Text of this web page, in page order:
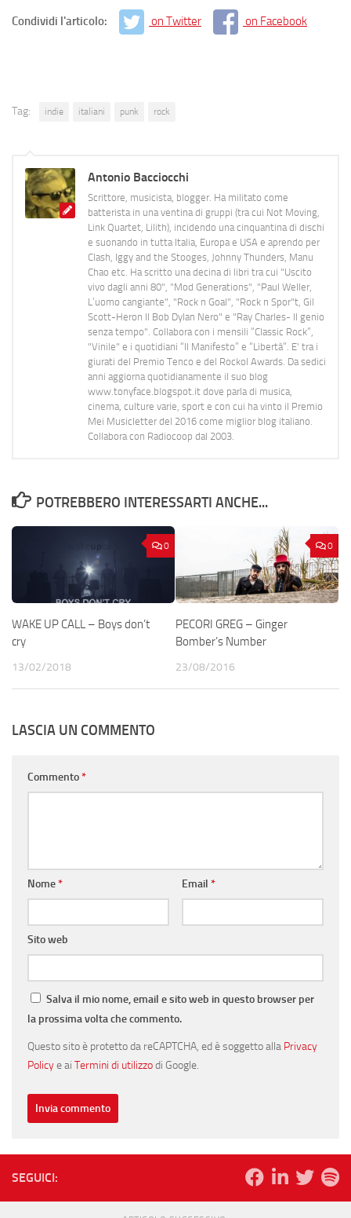
Condividi l'articolo: on Twitter on Facebook
Tag: indie italiani punk rock
Antonio Bacciocchi
Scrittore, musicista, blogger. Ha militato come
batterista in una ventina di gruppi (tra cui Not Moving,
Link Quartet, Lilith), incidendo una cinquantina di dischi
e suonando in tutta Italia, Europa e USA e aprendo per
Clash, Iggy and the Stooges, Johnny Thunders, Manu
Chao etc. Ha scritto una decina di libri tra cui "Uscito
vivo dagli anni 80", "Mod Generations", "Paul Weller,
L’uomo cangiante", "Rock n Goal", "Rock n Spor"t, Gil
Scott-Heron Il Bob Dylan Nero" e "Ray Charles- Il genio
senza tempo". Collabora con i mensili “Classic Rock”,
"Vinile" e i quotidiani “Il Manifesto” e “Libertà”. E' tra i
giurati del Premio Tenco e del Rockol Awards. Da sedici
anni aggiorna quotidianamente il suo blog
www.tonyface.blogspot.it dove parla di musica,
cinema, culture varie, sport e con cui ha vinto il Premio
Mei Musicletter del 2016 come miglior blog italiano.
Collabora con Radiocoop dal 2003.
POTREBBERO INTERESSARTI ANCHE...
0
WAKE UP CALL – Boys don’t
cry
13/02/2018
0
PECORI GREG – Ginger
Bomber’s Number
23/08/2016
LASCIA UN COMMENTO
Commento*
Nome* Email *
Sito web
Salva il mio nome, email e sito web in questo browser per
la prossima volta che commento.
Questo sito è protetto da reCAPTCHA, ed è soggetto alla Privacy
Policye ai Termini di utilizzodi Google.
SEGUICI: